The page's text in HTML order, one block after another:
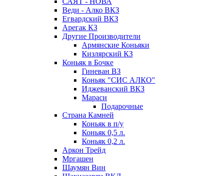
Веди - Алко ВКЗ
Егвардский ВКЗ
Арегак КЗ
Другие Производители
Армянские Коньяки
Кизлярский КЗ
Коньяк в Бочке
Гиневан ВЗ
Коньяк "СИС АЛКО"
Иджеванский ВКЗ
Мараси
Подарочные
Страна Камней
Коньяк в п/у
Коньяк 0,5 л.
Коньяк 0,2 л.
Аркон Трейд
Мргашен
Шаумян Вин